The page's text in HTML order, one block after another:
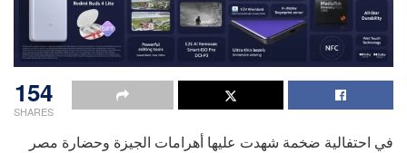
154
SHARES
في احتفالية ضخمة شهدت عليها أهرامات الجيزة وحضارة مصر